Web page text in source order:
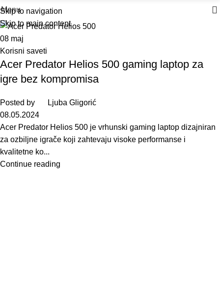
Skip to navigation
Skip to main content
Menu
08 maj
Korisni saveti
Acer Predator Helios 500 gaming laptop za
igre bez kompromisa
Posted by
Ljuba Gligorić
08.05.2024
Acer Predator Helios 500 je vrhunski gaming laptop dizajniran
za ozbiljne igrače koji zahtevaju visoke performanse i
kvalitetne ko...
Continue reading